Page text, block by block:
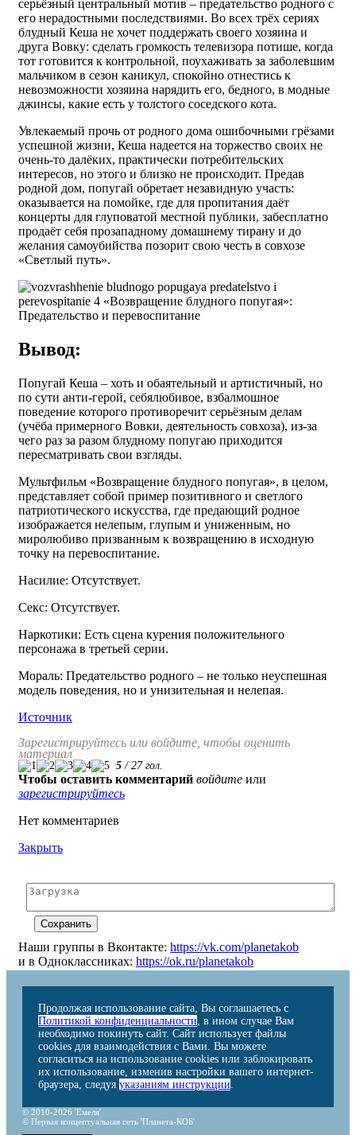
серьёзный центральный мотив – предательство родного с
его нерадостными последствиями. Во всех трёх сериях
блудный Кеша не хочет поддержать своего хозяина и
друга Вовку: сделать громкость телевизора потише, когда
тот готовится к контрольной, поухаживать за заболевшим
мальчиком в сезон каникул, спокойно отнестись к
невозможности хозяина нарядить его, бедного, в модные
джинсы, какие есть у толстого соседского кота.
Увлекаемый прочь от родного дома ошибочными грёзами
успешной жизни, Кеша надеется на торжество своих не
очень-то далёких, практически потребительских
интересов, но этого и близко не происходит. Предав
родной дом, попугай обретает незавидную участь:
оказывается на помойке, где для пропитания даёт
концерты для глуповатой местной публики, забесплатно
продаёт себя прозападному домашнему тирану и до
желания самоубийства позорит свою честь в совхозе
«Светлый путь».
Вывод:
Попугай Кеша – хоть и обаятельный и артистичный, но
по сути анти-герой, себялюбивое, взбалмошное
поведение которого противоречит серьёзным делам
(учёба примерного Вовки, деятельность совхоза), из-за
чего раз за разом блудному попугаю приходится
пересматривать свои взгляды.
Мультфильм «Возвращение блудного попугая», в целом,
представляет собой пример позитивного и светлого
патриотического искусства, где предающий родное
изображается нелепым, глупым и униженным, но
миролюбиво призванным к возвращению в исходную
точку на перевоспитание.
Насилие: Отсутствует.
Секс: Отсутствует.
Наркотики: Есть сцена курения положительного
персонажа в третьей серии.
Мораль: Предательство родного – не только неуспешная
модель поведения, но и унизительная и нелепая.
Источник
Зарегистрируйтесь или войдите, чтобы оценить
материал
5 / 27гол.
Чтобы оставить комментарий войдите или
зарегистрируйтесь
Нет комментариев
Закрыть
Наши группы в Вконтакте: https://vk.com/planetakob
и в Одноклассниках: https://ok.ru/planetakob
Продолжая использование сайта, Вы соглашаетесь с
Политикой конфиденциальности, в ином случае Вам
необходимо покинуть сайт. Сайт использует файлы
cookies для взаимодействия с Вами. Вы можете
согласиться на использование cookies или заблокировать
их использование, изменив настройки вашего интернет-
браузера, следуя указаниям инструкции.
© 2010-2026 'Емеля'
© Первая концептуальная сеть 'Планета-КОБ'